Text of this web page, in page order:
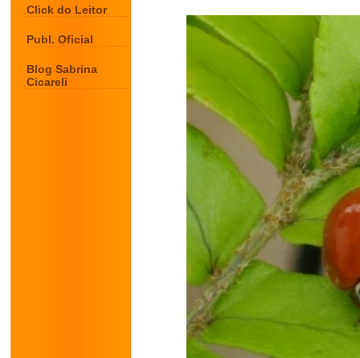
Click do Leitor
Publ. Oficial
Blog Sabrina
Cicareli